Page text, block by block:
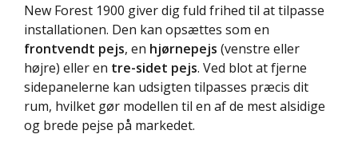
New Forest 1900 giver dig fuld frihed til at tilpasse
installationen. Den kan opsættes som en
frontvendt pejs, en hjørnepejs (venstre eller
højre) eller en tre-sidet pejs. Ved blot at fjerne
sidepanelerne kan udsigten tilpasses præcis dit
rum, hvilket gør modellen til en af de mest alsidige
og brede pejse på markedet.